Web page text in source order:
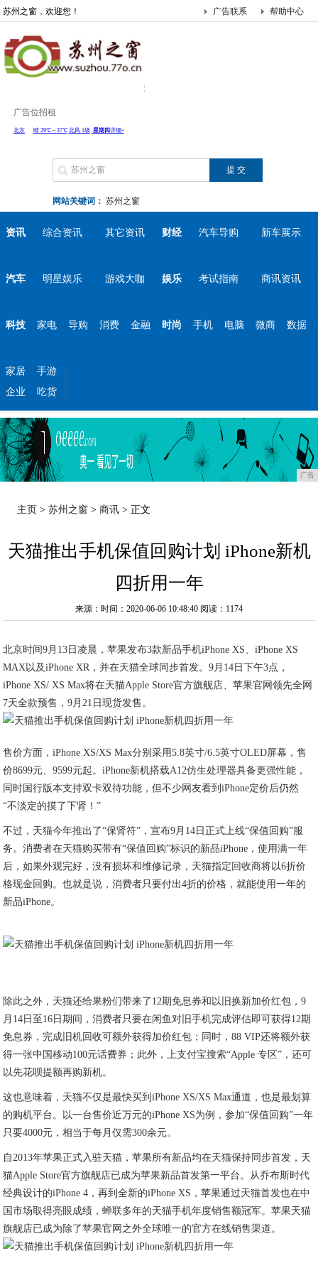
苏州之窗，欢迎您！ 帮助中心
广告联系
广告位招租
网站关键词： 苏州之窗
资讯 综合资讯 其它资讯 财经 汽车导购 新车展示
汽车 明星娱乐 游戏大咖 娱乐 考试指南 商讯资讯
科技 家电 导购 消费 金融 时尚 手机 电脑 微商 数据
家居
手游
企业
吃货
广告
主页 >苏州之窗 >商讯 > 正文
天猫推出手机保值回购计划 iPhone新机
四折用一年
来源：时间：2020-06-06 10:48:40 阅读：1174
北京时间9月13日凌晨，苹果发布3款新品手机iPhone XS、iPhone XS
MAX以及iPhone XR，并在天猫全球同步首发。9月14日下午3点，
iPhone XS/ XS Max将在天猫Apple Store官方旗舰店、苹果官网领先全网
7天全款预售，9月21日现货发售。
售价方面，iPhone XS/XS Max分别采用5.8英寸/6.5英寸OLED屏幕，售
价8699元、9599元起。iPhone新机搭载A12仿生处理器具备更强性能，
同时国行版本支持双卡双待功能，但不少网友看到iPhone定价后仍然
“不淡定的摸了下肾！”
不过，天猫今年推出了“保肾符”，宣布9月14日正式上线“保值回购”服
务。消费者在天猫购买带有“保值回购”标识的新品iPhone，使用满一年
后，如果外观完好，没有损坏和维修记录，天猫指定回收商将以6折价
格现金回购。也就是说，消费者只要付出4折的价格，就能使用一年的
新品iPhone。
除此之外，天猫还给果粉们带来了12期免息券和以旧换新加价红包，9
月14日至16日期间，消费者只要在闲鱼对旧手机完成评估即可获得12期
免息券，完成旧机回收可额外获得加价红包；同时，88 VIP还将额外获
得一张中国移动100元话费券；此外，上支付宝搜索“Apple 专区”，还可
以先花呗提额再购新机。
这也意味着，天猫不仅是最快买到iPhone XS/XS Max通道，也是最划算
的购机平台。以一台售价近万元的iPhone XS为例，参加“保值回购”一年
只要4000元，相当于每月仅需300余元。
自2013年苹果正式入驻天猫，苹果所有新品均在天猫保持同步首发，天
猫Apple Store官方旗舰店已成为苹果新品首发第一平台。从乔布斯时代
经典设计的iPhone 4，再到全新的iPhone XS，苹果通过天猫首发也在中
国市场取得亮眼成绩，蝉联多年的天猫手机年度销售额冠军。苹果天猫
旗舰店已成为除了苹果官网之外全球唯一的官方在线销售渠道。